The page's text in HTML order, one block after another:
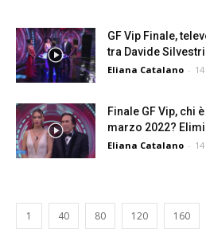
GF Vip Finale,
tra Davide
Eliana Catalano -
Finale GF Vip, chi
marzo 2022?
Eliana Catalano -
1 40 80 120 160